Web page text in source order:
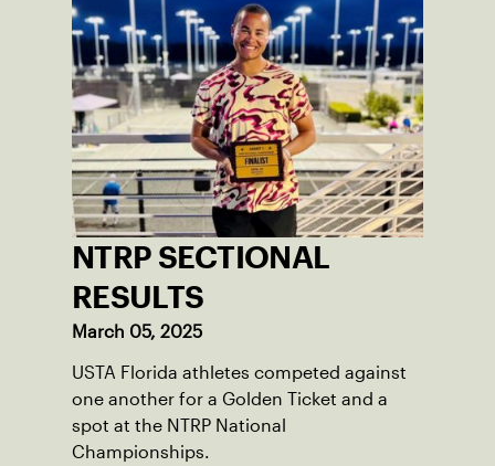
NTRP SECTIONAL
RESULTS
March 05, 2025
USTA Florida athletes competed against
one another for a Golden Ticket and a
spot at the NTRP National
Championships.